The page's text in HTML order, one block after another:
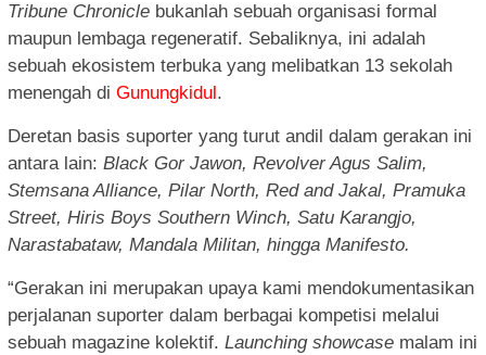
Tribune Chronicle bukanlah sebuah organisasi formal
maupun lembaga regeneratif. Sebaliknya, ini adalah
sebuah ekosistem terbuka yang melibatkan 13 sekolah
menengah di Gunungkidul .
Deretan basis suporter yang turut andil dalam gerakan ini
antara lain: Black Gor Jawon, Revolver Agus Salim,
Stemsana Alliance, Pilar North, Red and Jakal, Pramuka
Street, Hiris Boys Southern Winch, Satu Karangjo,
Narastabataw, Mandala Militan, hingga Manifesto.
“Gerakan ini merupakan upaya kami mendokumentasikan
perjalanan suporter dalam berbagai kompetisi melalui
sebuah magazine kolektif. Launching showcase malam ini